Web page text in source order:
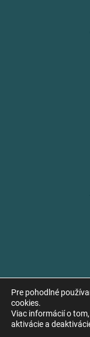
Copyright © 2026
Pre pohodlné
cookies.
Viac informácií o
aktivácie a